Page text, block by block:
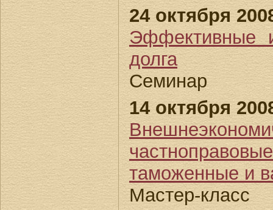
24 октября
Эффективные
долга
Семинар
14 октября
таможенные и
Мастер-класс